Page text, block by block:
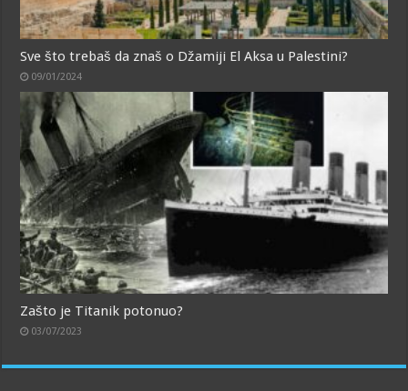
Sve što trebaš da znaš o Džamiji El Aksa u Palestini?
09/01/2024
Zašto je Titanik potonuo?
03/07/2023